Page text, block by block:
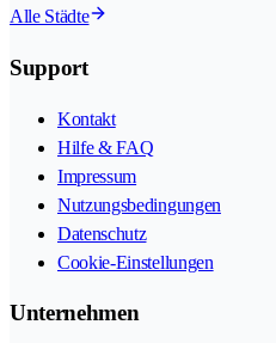
Alle Städte
Support
Kontakt
Hilfe & FAQ
Impressum
Nutzungsbedingungen
Datenschutz
Cookie-Einstellungen
Unternehmen